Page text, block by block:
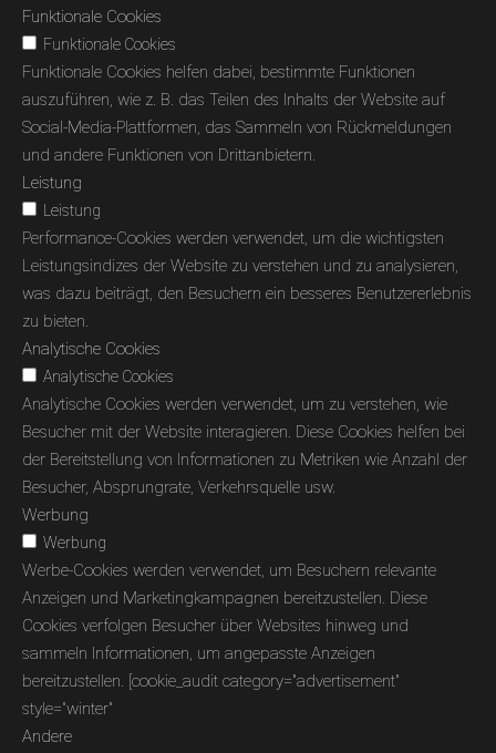
Funktionale Cookies
Funktionale Cookies
Funktionale Cookies helfen dabei, bestimmte Funktionen
auszuführen, wie z. B. das Teilen des Inhalts der Website auf
Social-Media-Plattformen, das Sammeln von Rückmeldungen
und andere Funktionen von Drittanbietern.
Leistung
Leistung
Performance-Cookies werden verwendet, um die wichtigsten
Leistungsindizes der Website zu verstehen und zu analysieren,
was dazu beiträgt, den Besuchern ein besseres Benutzererlebnis
zu bieten.
Analytische Cookies
Analytische Cookies
Analytische Cookies werden verwendet, um zu verstehen, wie
Besucher mit der Website interagieren. Diese Cookies helfen bei
der Bereitstellung von Informationen zu Metriken wie Anzahl der
Besucher, Absprungrate, Verkehrsquelle usw.
Werbung
Werbung
Werbe-Cookies werden verwendet, um Besuchern relevante
Anzeigen und Marketingkampagnen bereitzustellen. Diese
Cookies verfolgen Besucher über Websites hinweg und
sammeln Informationen, um angepasste Anzeigen
bereitzustellen. [cookie_audit category="advertisement"
style="winter"
Andere